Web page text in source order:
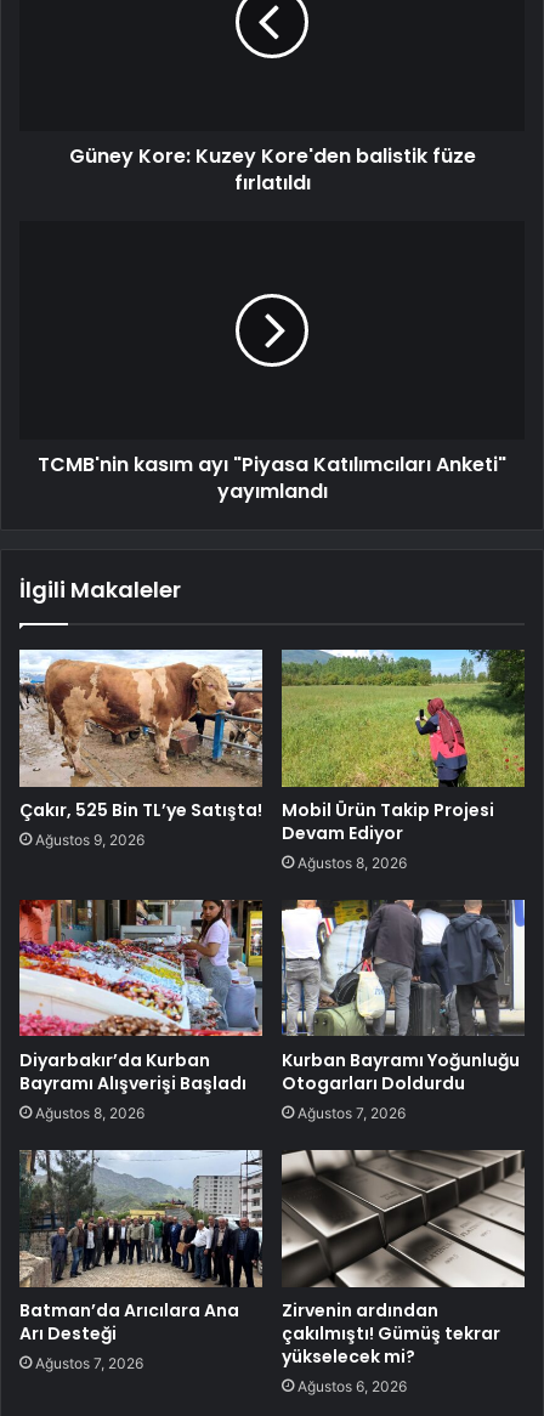
Güney Kore: Kuzey Kore'den balistik füze
fırlatıldı
TCMB'nin kasım ayı "Piyasa Katılımcıları Anketi"
yayımlandı
İlgili Makaleler
Çakır, 525 Bin TL’ye Satışta!
Ağustos 9, 2026
Mobil Ürün Takip Projesi
Devam Ediyor
Ağustos 8, 2026
Diyarbakır’da Kurban
Bayramı Alışverişi Başladı
Ağustos 8, 2026
Kurban Bayramı Yoğunluğu
Otogarları Doldurdu
Ağustos 7, 2026
Batman’da Arıcılara Ana
Arı Desteği
Ağustos 7, 2026
Zirvenin ardından
çakılmıştı! Gümüş tekrar
yükselecek mi?
Ağustos 6, 2026